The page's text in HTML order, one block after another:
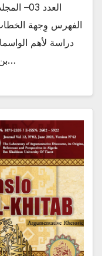
الفهرس وِجهة
دراسة لأهم
بن سديرة سمية وفاء , بوعرعارة محمد…